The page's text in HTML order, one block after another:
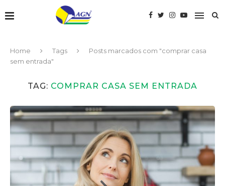
Home Tags
Posts marcados com "comprar casa
sem entrada"
TAG: COMPRAR CASA SEM ENTRADA